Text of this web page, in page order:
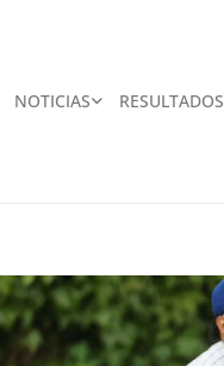
NOTICIAS RESULTADOS